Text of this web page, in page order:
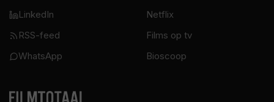
LinkedIn
RSS-feed
WhatsApp
Netflix
Films op tv
Bioscoop